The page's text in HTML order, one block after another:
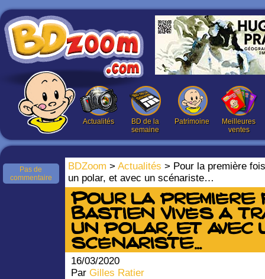
Actualités
BD de la
semaine
Patrimoine
Meilleures
ventes
BDZoom > Actualités > Pour la première
un polar, et avec un scénariste…
Pas de
commentaire
Pour la première
Bastien Vivès a
un polar, et avec
scénariste…
16/03/2020
Par Gilles Ratier